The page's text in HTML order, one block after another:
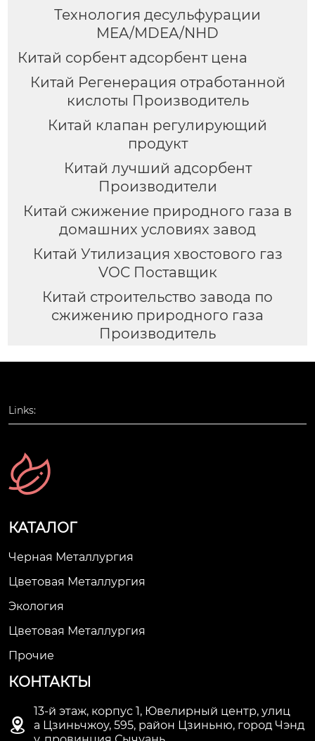
Технология десульфурации
MEA/MDEA/NHD
Китай сорбент адсорбент цена
Китай Регенерация отработанной
кислоты Производитель
Китай клапан регулирующий
продукт
Китай лучший адсорбент
Производители
Китай сжижение природного газа в
домашних условиях завод
Китай Утилизация хвостового газ
VOC Поставщик
Китай строительство завода по
сжижению природного газа
Производитель
Links:
КАТАЛОГ
Черная Металлургия
Цветовая Металлургия
Экология
Цветовая Металлургия
Прочие
КОНТАКТЫ

13-й этаж, корпус 1, Ювелирный центр, улиц
а Цзиньчжоу, 595, район Цзиньню, город Чэнд